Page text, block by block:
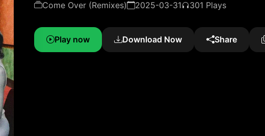
Come Over (Remixes) 2025-03-31 301 Plays
Play now Download Now Share